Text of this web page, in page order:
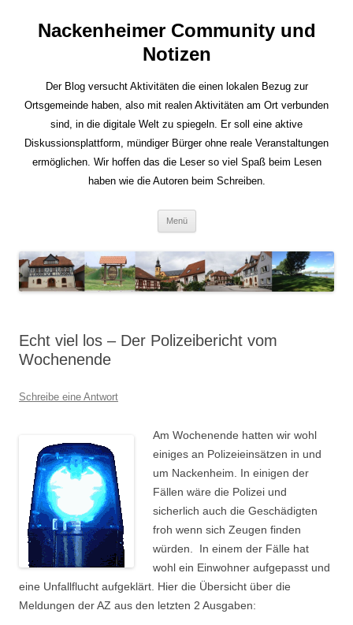
Nackenheimer Community und
Notizen
Der Blog versucht Aktivitäten die einen lokalen Bezug zur
Ortsgemeinde haben, also mit realen Aktivitäten am Ort verbunden
sind, in die digitale Welt zu spiegeln. Er soll eine aktive
Diskussionsplattform, mündiger Bürger ohne reale Veranstaltungen
ermöglichen. Wir hoffen das die Leser so viel Spaß beim Lesen
haben wie die Autoren beim Schreiben.
Menü
Echt viel los – Der Polizeibericht vom
Wochenende
Schreibe eine Antwort
Am Wochenende hatten wir wohl
einiges an Polizeieinsätzen in und
um Nackenheim. In einigen der
Fällen wäre die Polizei und
sicherlich auch die Geschädigten
froh wenn sich Zeugen finden
würden. In einem der Fälle hat
wohl ein Einwohner aufgepasst und
eine Unfallflucht aufgeklärt. Hier die Übersicht über die
Meldungen der AZ aus den letzten 2 Ausgaben: